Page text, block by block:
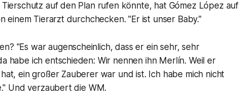
Tierschutz auf den Plan rufen könnte, hat Gómez López auf
einem Tierarzt durchchecken. "Er ist unser Baby."
"Es war augenscheinlich, dass er ein sehr, sehr
habe ich entschieden: Wir nennen ihn Merlín. Weil er
ein großer Zauberer war und ist. Ich habe mich nicht
Und verzaubert die WM.